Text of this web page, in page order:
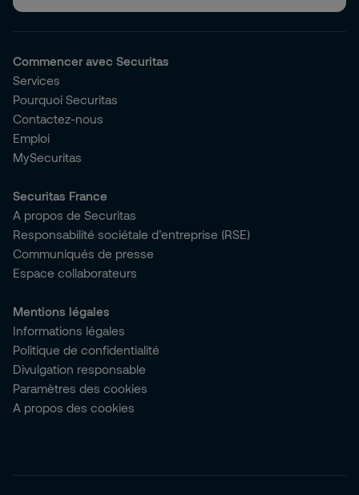
Commencer avec Securitas
Services
Pourquoi Securitas
Contactez-nous
Emploi
MySecuritas
Securitas France
A propos de Securitas
Responsabilité sociétale d’entreprise (RSE)
Communiqués de presse
Espace collaborateurs
Mentions légales
Informations légales
Politique de confidentialité
Divulgation responsable
Paramètres des cookies
A propos des cookies